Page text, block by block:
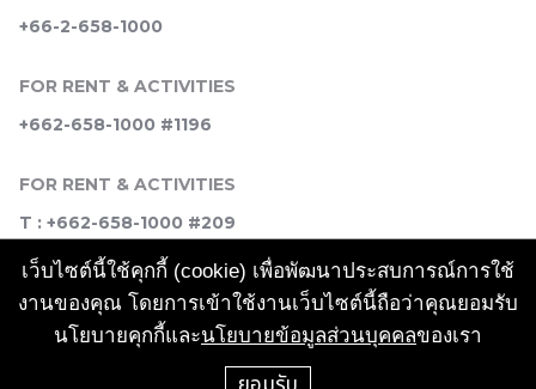
เว็บไซต์นี้ใช้คุกกี้ (cookie) เพื่อพัฒนาประสบการณ์การใช้
งานของคุณ โดยการเข้าใช้งานเว็บไซต์นี้ถือว่าคุณยอมรับ
นโยบายคุกกี้และนโยบายข้อมูลส่วนบุคคลของเรา
ยอมรับ
+66-2-658-1000
FOR RENT & ACTIVITIES
+662-658-1000 #1196
FOR RENT & ACTIVITIES
T : +662-658-1000 #209
SOCIAL MEDIA